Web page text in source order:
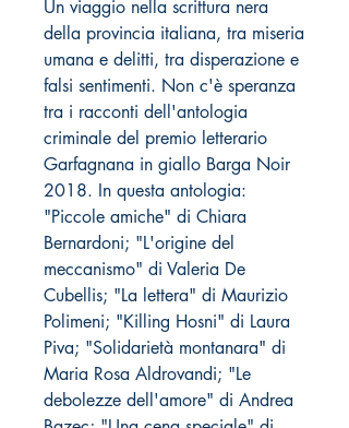
Un viaggio nella scrittura nera
della provincia italiana, tra miseria
umana e delitti, tra disperazione e
falsi sentimenti. Non c'è speranza
tra i racconti dell'antologia
criminale del premio letterario
Garfagnana in giallo Barga Noir
2018. In questa antologia:
"Piccole amiche" di Chiara
Bernardoni; "L'origine del
meccanismo" di Valeria De
Cubellis; "La lettera" di Maurizio
Polimeni; "Killing Hosni" di Laura
Piva; "Solidarietà montanara" di
Maria Rosa Aldrovandi; "Le
debolezze dell'amore" di Andrea